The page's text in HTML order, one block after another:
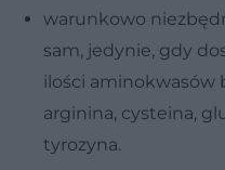
warunkowo
sam, jedynie, gdy
ilości aminokwasów
arginina, cysteina,
tyrozyna.